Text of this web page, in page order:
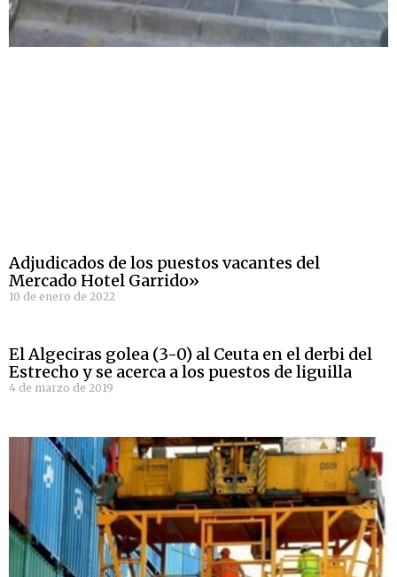
Adjudicados de los puestos vacantes del
Mercado Hotel Garrido»
10 de enero de 2022
El Algeciras golea (3-0) al Ceuta en el derbi del
Estrecho y se acerca a los puestos de liguilla
4 de marzo de 2019